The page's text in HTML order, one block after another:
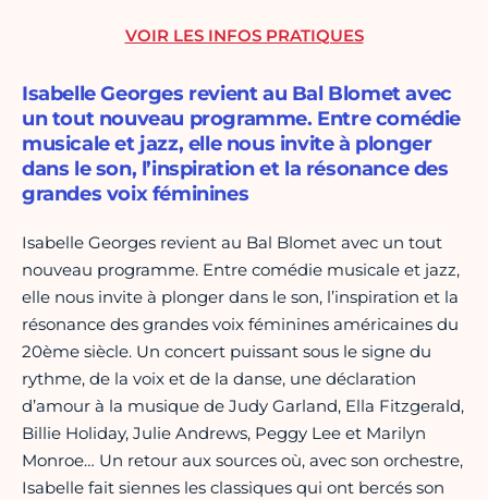
Isabelle Georges revient au Bal Blomet avec
un tout nouveau programme. Entre comédie
musicale et jazz, elle nous invite à plonger
dans le son, l’inspiration et la résonance des
grandes voix féminines
Isabelle Georges revient au Bal Blomet avec un tout
nouveau programme. Entre comédie musicale et jazz,
elle nous invite à plonger dans le son, l’inspiration et la
résonance des grandes voix féminines américaines du
20ème siècle. Un concert puissant sous le signe du
rythme, de la voix et de la danse, une déclaration
d’amour à la musique de Judy Garland, Ella Fitzgerald,
Billie Holiday, Julie Andrews, Peggy Lee et Marilyn
Monroe… Un retour aux sources où, avec son orchestre,
Isabelle fait siennes les classiques qui ont bercés son
VOIR LES INFOS PRATIQUES